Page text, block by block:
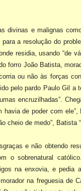
divinas e malignas
para a resolução do
residia, usando “de
forro João Batista,
ou não às forças
pelo pardo Paulo Gil a
encruzilhadas”.
havia de poder com ele”,
cheio de medo”, Batista
e não obtendo
o sobrenatural
na enxovia, e pedia
na freguesia de